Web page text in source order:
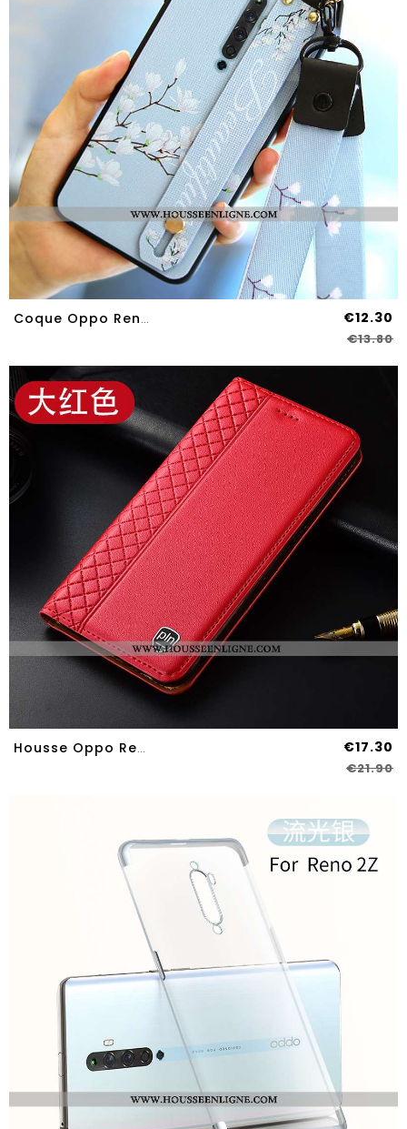
Coque Oppo Reno2 Z Cou Suspendu Fluide Doux Protection Mesh Bleu Étui €12.30
€13.80
Housse Oppo Reno2 Z Cuir Véritable Protection Coque Étui Incassable Téléphone Portable Tout Compris €17.30
€21.90